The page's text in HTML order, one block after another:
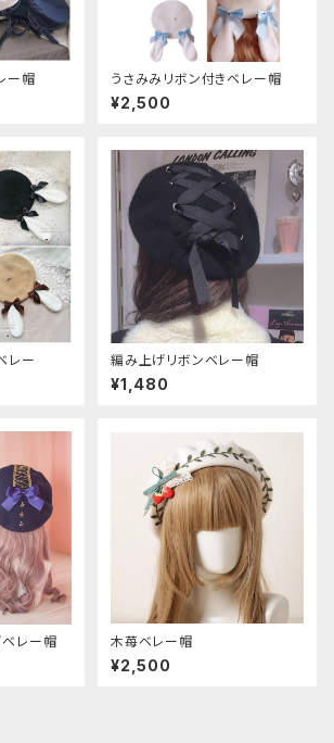
ー帽 うさみみリボン付きベレー帽
¥2,500
レー 編み上げリボンベレー帽
¥1,480
レー帽 木苺ベレー帽
¥2,500